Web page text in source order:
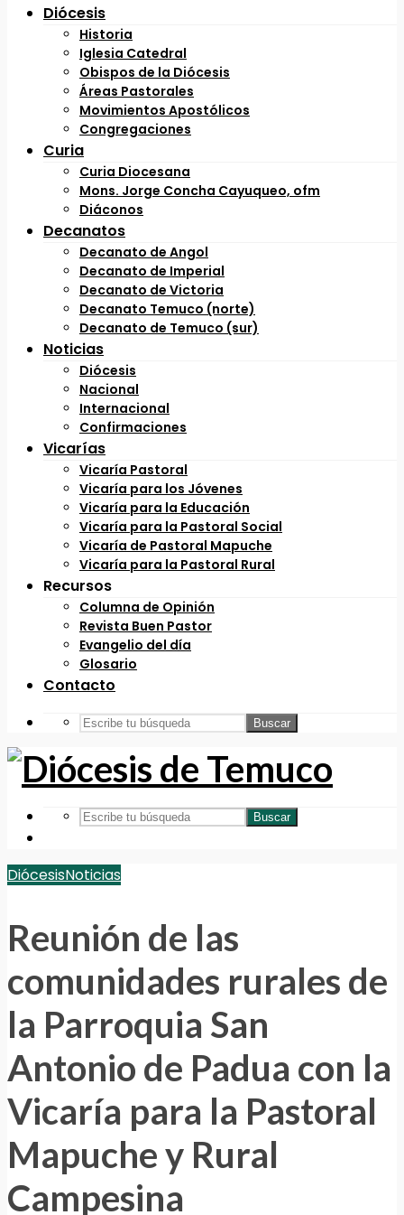
Diócesis
Historia
Iglesia Catedral
Obispos de la Diócesis
Áreas Pastorales
Movimientos Apostólicos
Congregaciones
Curia
Curia Diocesana
Mons. Jorge Concha Cayuqueo, ofm
Diáconos
Decanatos
Decanato de Angol
Decanato de Imperial
Decanato de Victoria
Decanato Temuco (norte)
Decanato de Temuco (sur)
Noticias
Diócesis
Nacional
Internacional
Confirmaciones
Vicarías
Vicaría Pastoral
Vicaría para los Jóvenes
Vicaría para la Educación
Vicaría para la Pastoral Social
Vicaría de Pastoral Mapuche
Vicaría para la Pastoral Rural
Recursos
Columna de Opinión
Revista Buen Pastor
Evangelio del día
Glosario
Contacto
Buscar
Buscar
DiócesisNoticias
Reunión de las
comunidades rurales de
la Parroquia San
Antonio de Padua con la
Vicaría para la Pastoral
Mapuche y Rural
Campesina